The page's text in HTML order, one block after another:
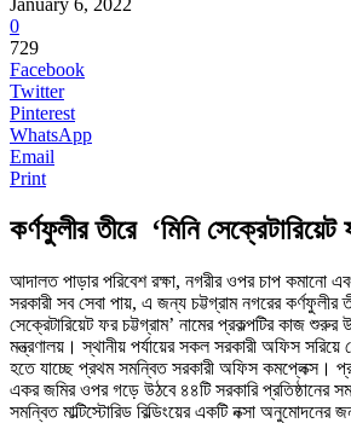
0
729
Facebook
Twitter
Pinterest
WhatsApp
Email
Print
কর্ণফুলীর তীরে ‘মিনি সেক্রেটারিয়েট
আদালত পাড়ার পরিবেশ রক্ষা, নগরীর ওপর চাপ কমানো
সরকারী সব সেবা পায়, এ জন্য চট্টগ্রাম নগরের কর্ণফুলীর
সেক্রেটারিয়েট ফর চট্টগ্রাম’ নামের প্রকল্পটির কাজ
মন্ত্রণালয়। স্থানীয় পর্যায়ের সকল সরকারী অফিস সরিয়ে
হতে যাচ্ছে প্রথম সমন্বিত সরকারী অফিস কমপ্লেক্স।
একর জমির ওপর গড়ে উঠবে ৪৪টি সরকারি প্রতিষ্ঠানের
সমন্বিত মাল্টিস্টোরিড বিল্ডিংয়ের একটি নক্সা অনুমোদনের